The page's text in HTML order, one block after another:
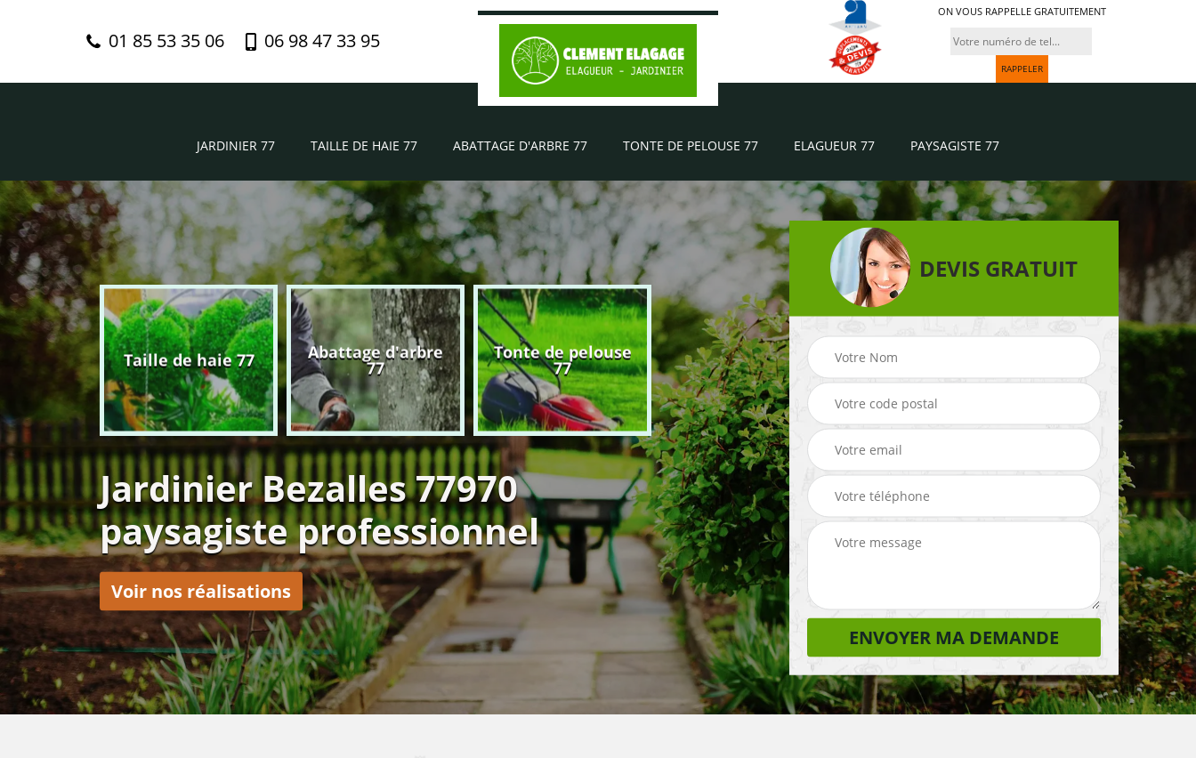
01 85 53 35 06 06 98 47 33 95
ON VOUS RAPPELLE GRATUITEMENT
JARDINIER 77 TAILLE DE HAIE 77 ABATTAGE D'ARBRE 77 TONTE DE PELOUSE 77 ELAGUEUR 77 PAYSAGISTE 77
Taille de haie 77 Abattage d'arbre
77
Tonte de pelouse
77 Elagueur 77 Paysagiste 77 Jardinier 77
Jardinier Bezalles 77970
paysagiste professionnel
Voir nos réalisations
DEVIS GRATUIT